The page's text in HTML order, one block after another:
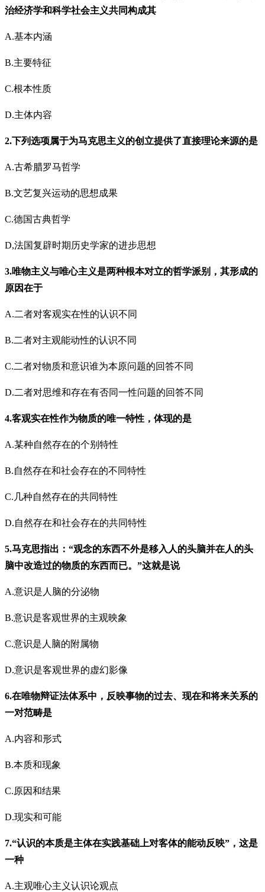
治经济学和科学社会主义共同构成其
A.基本内涵
B.主要特征
C.根本性质
D.主体内容
2.下列选项属于为马克思主义的创立提供了直接理论来源的是
A.古希腊罗马哲学
B.文艺复兴运动的思想成果
C.德国古典哲学
D,法国复辟时期历史学家的进步思想
3.唯物主义与唯心主义是两种根本对立的哲学派别，其形成的
原因在于
A.二者对客观实在性的认识不同
B.二者对主观能动性的认识不同
C.二者对物质和意识谁为本原问题的回答不同
D.二者对思维和存在有否同一性问题的回答不同
4.客观实在性作为物质的唯一特性，体现的是
A.某种自然存在的个别特性
B.自然存在和社会存在的不同特性
C.几种自然存在的共同特性
D.自然存在和社会存在的共同特性
5.马克思指出：“观念的东西不外是移入人的头脑并在人的头
脑中改造过的物质的东西而已。”这就是说
A.意识是人脑的分泌物
B.意识是客观世界的主观映象
C.意识是人脑的附属物
D.意识是客观世界的虚幻影像
6.在唯物辩证法体系中，反映事物的过去、现在和将来关系的
一对范畴是
A.内容和形式
B.本质和现象
C.原因和结果
D.现实和可能
7.“认识的本质是主体在实践基础上对客体的能动反映”，这是
一种
A.主观唯心主义认识论观点